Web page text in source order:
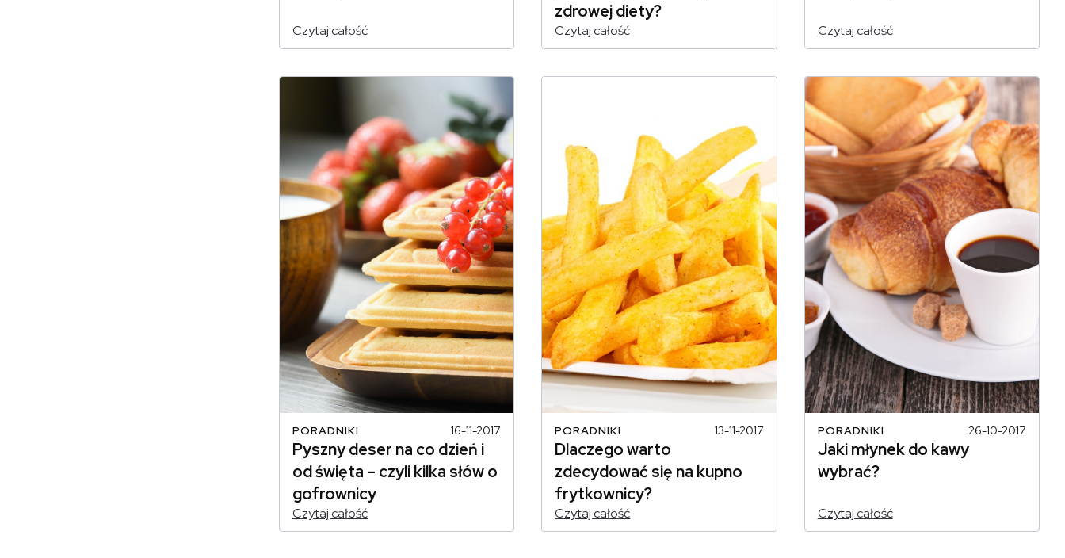
Czytaj całość
zdrowej diety?
Czytaj całość Czytaj całość
PORADNIKI 16-11-2017
Pyszny deser na co dzień i
od święta – czyli kilka słów o
gofrownicy
Czytaj całość
PORADNIKI 13-11-2017
Dlaczego warto
zdecydować się na kupno
frytkownicy?
Czytaj całość
PORADNIKI 26-10-2017
Jaki młynek do kawy
wybrać?
Czytaj całość